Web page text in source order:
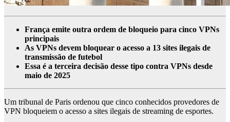
França emite outra ordem de bloqueio para cinco VPNs
principais
As VPNs devem bloquear o acesso a 13 sites ilegais de
transmissão de futebol
Essa é a terceira decisão desse tipo contra VPNs desde
maio de 2025
Um tribunal de Paris ordenou que cinco conhecidos provedores de
VPN bloqueiem o acesso a sites ilegais de streaming de esportes.